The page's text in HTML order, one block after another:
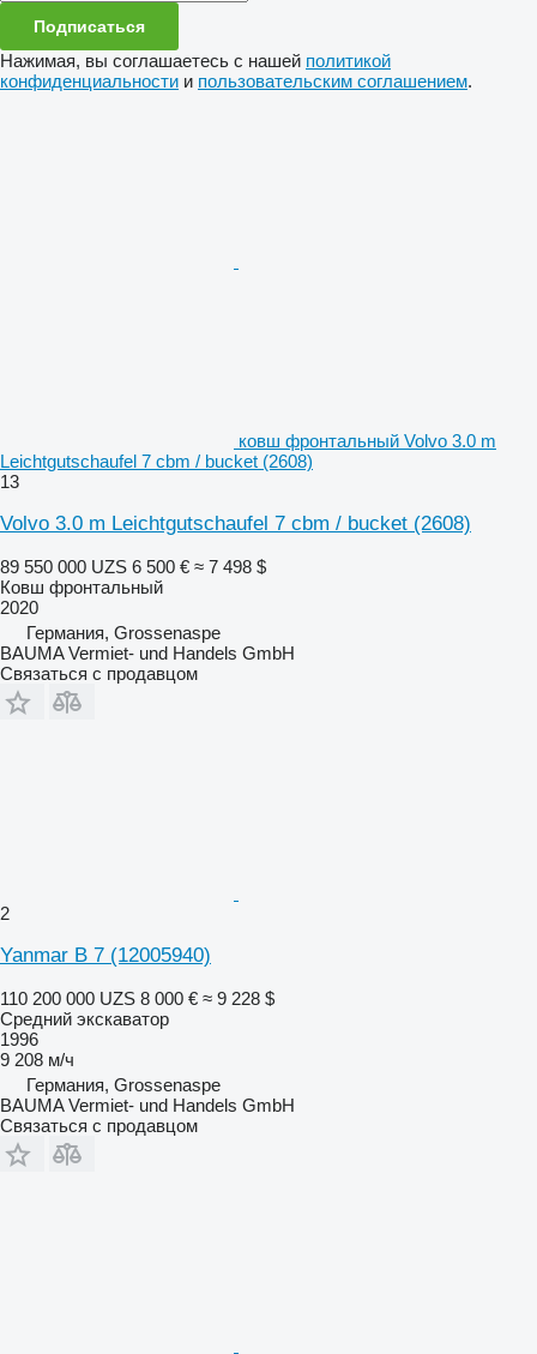
Подписаться
Нажимая, вы соглашаетесь с нашей политикой
конфиденциальности и пользовательским соглашением.
ковш фронтальный Volvo 3.0 m
Leichtgutschaufel 7 cbm / bucket (2608)
13
Volvo 3.0 m Leichtgutschaufel 7 cbm / bucket (2608)
89 550 000 UZS 6 500 € ≈ 7 498 $
Ковш фронтальный
2020
Германия, Grossenaspe
BAUMA Vermiet- und Handels GmbH
Связаться с продавцом
2
Yanmar B 7 (12005940)
110 200 000 UZS 8 000 € ≈ 9 228 $
Средний экскаватор
1996
9 208 м/ч
Германия, Grossenaspe
BAUMA Vermiet- und Handels GmbH
Связаться с продавцом